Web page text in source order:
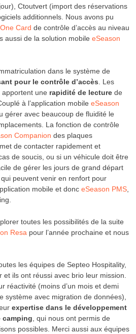
Ctoutvert (import des réservations
additionnels. Nous avons pu
Card de contrôle d’accès au niveau
aussi de la solution mobile eSeason
dans le système de
pour le contrôle d’accès . Les
une rapidité de lecture de
à l’application mobile eSeason
gérer avec beaucoup de fluidité le
La fonction de contrôle
Companion des plaques
de contacter rapidement et
de soucis, ou si un véhicule doit être
de gérer les jours de grand départ
qui peuvent venir en renfort pour
mobile et donc eSeason PMS
toutes les possibilités de la suite
Resa pour l’année prochaine et nous
les équipes de Septeo Hospitality,
et ils ont réussi avec brio leur mission.
réactivité (moins d’un mois et demi
système avec migration de données),
expertise dans le développement
camping , qui nous ont permis de
possibles. Merci aussi aux équipes